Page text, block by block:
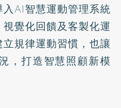
AI智慧運動管理系統
視覺化回饋及客製化運
規律運動習慣，也讓
，打造智慧照顧新模